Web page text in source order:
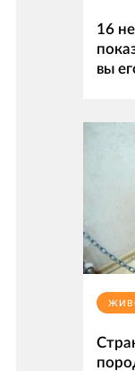
16
вы